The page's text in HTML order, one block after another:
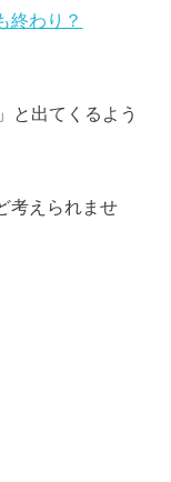
終わり？
と出てくるよう
考えられませ